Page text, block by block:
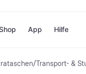
Zahlungsmethoden
Shops
App Hilfe
/Transport- &